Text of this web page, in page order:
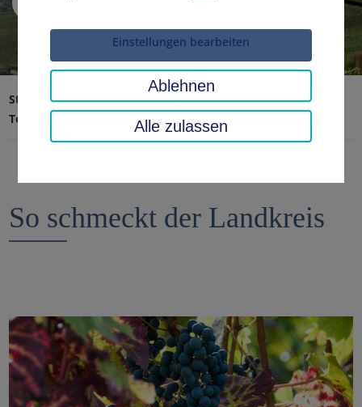
Startseite
Landratsamt, Landkreis
Tourismus & Freizeit
So schmeckt der Landkreis
So schmeckt der Landkreis
Einstellungen bearbeiten
Ablehnen
Alle zulassen